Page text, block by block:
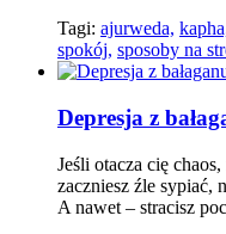
Tagi: ajurweda,
spokój, sposoby na
Depresja z
Jeśli otacza cię
zaczniesz źle sypiać,
A nawet – stracisz